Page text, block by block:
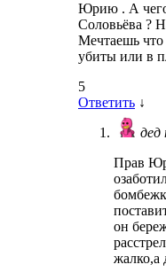
Юрию . А чего
Соловьёва ?
Мечтаешь что
убиты или в
5
Ответить ↓
дед
Прав
он
жалко,а